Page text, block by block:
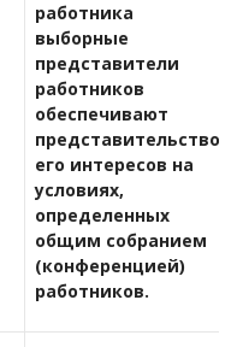
работника
выборные
представители
работников
обеспечивают
представительство
его интересов на
условиях,
определенных
общим собранием
(конференцией)
работников.